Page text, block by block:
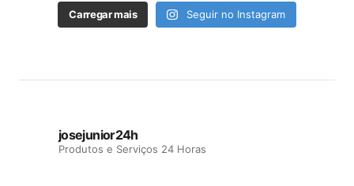
Carregar mais Seguir no Instagram
josejunior24h
Produtos e Serviços 24 Horas